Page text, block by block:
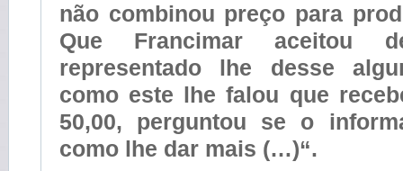
não combinou preço para
Que Francimar aceitou
representado lhe desse
como este lhe falou que
50,00, perguntou se o
como lhe dar mais (…)“.